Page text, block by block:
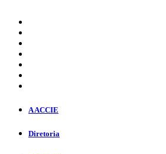
A ACCIE
Diretoria